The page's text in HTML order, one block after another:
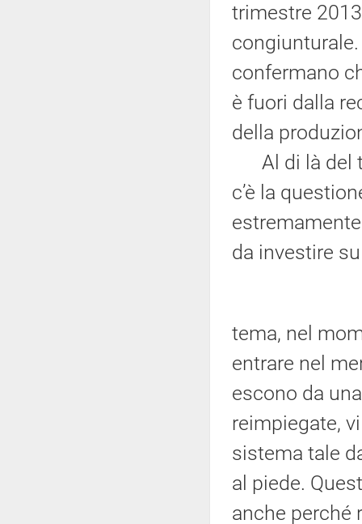
trimestre
confermano
è fuori dalla
della
Al di là del
c’è la
da investire
tema, nel
entrare nel
escono da
reimpiegate,
sistema tale
al piede.
anche perché